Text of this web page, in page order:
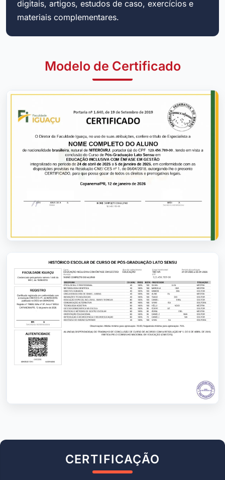
digitais, artigos, estudos de caso, exercícios e
materiais complementares.
Modelo de Certificado
CERTIFICAÇÃO